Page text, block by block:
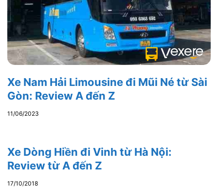
Xe Nam Hải Limousine đi Mũi Né từ Sài
Gòn: Review A đến Z
11/06/2023
Xe Dòng Hiền đi Vinh từ Hà Nội:
Review từ A đến Z
17/10/2018